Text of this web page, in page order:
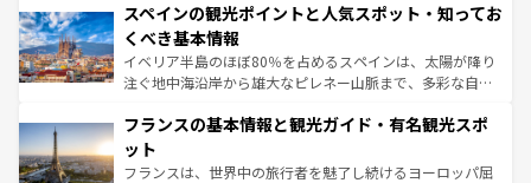
ろん、トスカーナの美しい田園風景やアマルフィ海岸の絶
景など、自然景観も見逃せない。観光の合間には、本場の
ピザやパスタなど、絶品のイタリア料理を堪能することも
できる。朝目覚めてから夜眠るまで、すべての瞬間を楽し
なお、新着のイタリア情報はコンテンツ一覧を参照してほ
しい。
スペインの観光ポイントと人気スポット・知ってお
くべき基本情報
イベリア半島のほぼ80％を占めるスペインは、太陽が降り
注ぐ地中海沿岸から雄大なピレネー山脈まで、多彩な自然
文化が根付くこの国では、情熱的なフラメンコ、熱気あふ
れる闘牛、そして美味しいタパスが生活の一部となってい
る。首都マドリードの洗練された雰囲気や、バルセロナの
フランスの基本情報と観光ガイド・有名観光スポ
ット
フランスは、世界中の旅行者を魅了し続けるヨーロッパ屈